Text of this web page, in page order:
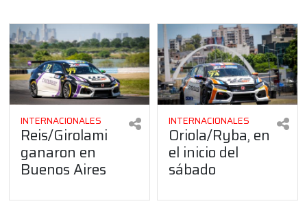
INTERNACIONALES
Reis/Girolami
ganaron en
Buenos Aires
INTERNACIONALES
Oriola/Ryba, en
el inicio del
sábado